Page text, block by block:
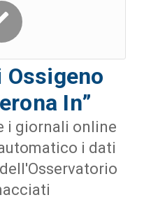
In”
i giornali online
i dati